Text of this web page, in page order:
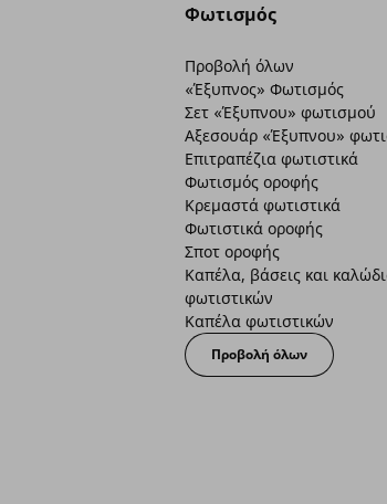
Φωτισμός
Προβολή όλων
«Έξυπνος» Φωτισμός
Σετ «Έξυπνου» φωτισμού
Αξεσουάρ «Έξυπνου»
Επιτραπέζια φωτιστικά
Φωτισμός οροφής
Κρεμαστά φωτιστικά
Φωτιστικά οροφής
Σποτ οροφής
Καπέλα, βάσεις και
φωτιστικών
Καπέλα φωτιστικών
Προβολή όλων